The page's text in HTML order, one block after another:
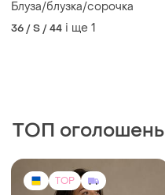
Блуза/блузка/сорочка
36 / S / 44 і ще 1
ТОП оголошень
TOP